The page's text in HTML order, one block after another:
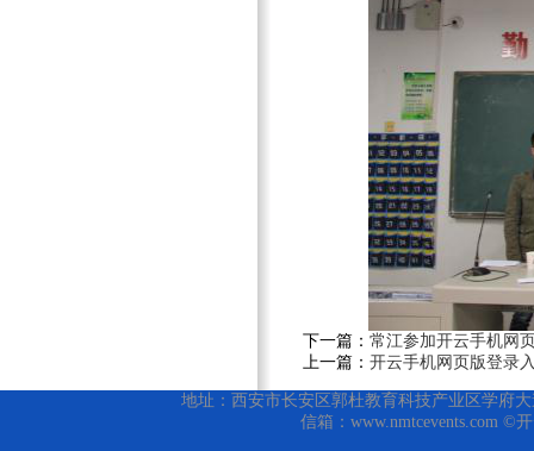
下一篇： 常江参加开云手机网
上一篇： 开云手机网页版登录
地址：西安市长安区郭杜教育科技产业区学府
信箱：www.nmtcevents.com ©